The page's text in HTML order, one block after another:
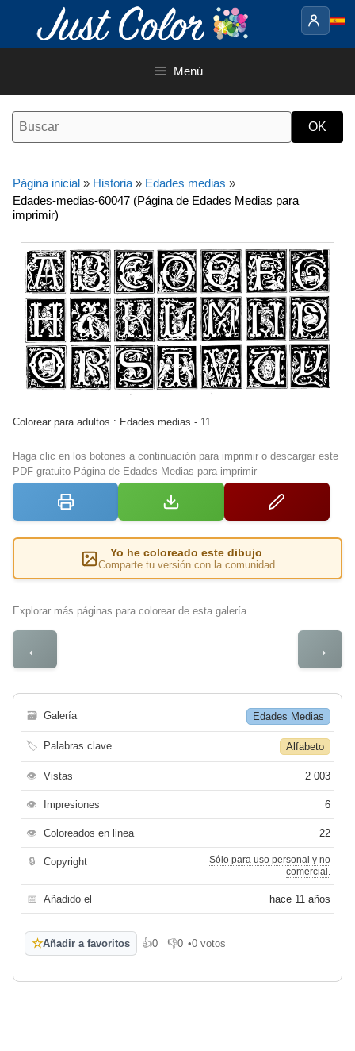
contenido
Menú
Página inicial » Historia » Edades medias »
Edades-medias-60047 (Página de Edades Medias para
imprimir)
Colorear para adultos : Edades medias - 11
Haga clic en los botones a continuación para imprimir o descargar este
PDF gratuito Página de Edades Medias para imprimir
Yo he coloreado este dibujo
Comparte tu versión con la comunidad
Explorar más páginas para colorear de esta galería
← →
🗃 Galería Edades Medias
🏷 Palabras clave Alfabeto
👁 Vistas 2 003
👁 Impresiones 6
👁 Coloreados en linea 22
🔒 Copyright
Sólo para uso personal y no
comercial.
📅 Añadido el hace 11 años
☆Añadir a favoritos 👍0
Me gusta
👎0
No me gusta
•0 votos